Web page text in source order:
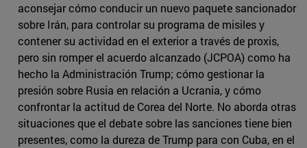
aconsejar cómo conducir un nuevo paquete sancionador
sobre Irán, para controlar su programa de misiles y
contener su actividad en el exterior a través de proxis,
pero sin romper el acuerdo alcanzado (JCPOA) como ha
hecho la Administración Trump; cómo gestionar la
presión sobre Rusia en relación a Ucrania, y cómo
confrontar la actitud de Corea del Norte. No aborda otras
situaciones que el debate sobre las sanciones tiene bien
presentes, como la dureza de Trump para con Cuba, en el